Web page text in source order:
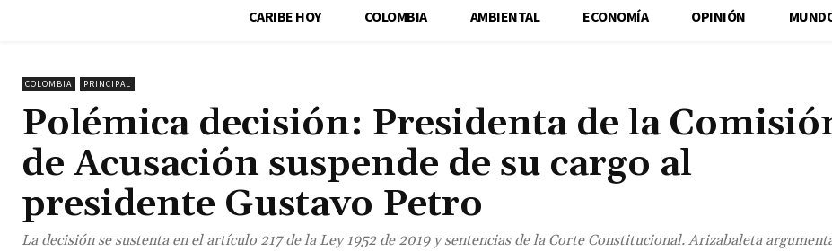
CARIBE HOY COLOMBIA AMBIENTAL ECONOMÍA OPINIÓN
COLOMBIA PRINCIPAL
Polémica decisión: Presidenta de la
de Acusación suspende de su cargo al
presidente Gustavo Petro
La decisión se sustenta en el artículo 217 de la Ley 1952 de 2019 y sentencias de la Corte Constitucional. Arizabaleta